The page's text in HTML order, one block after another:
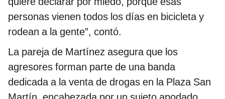
personas vienen todos los días en bicicleta y
rodean a la gente”, contó.
La pareja de Martínez asegura que los
agresores forman parte de una banda
dedicada a la venta de drogas en la Plaza San